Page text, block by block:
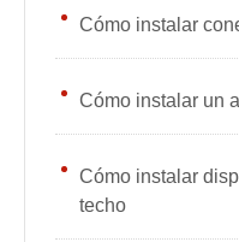
Cómo instalar
Cómo instalar un
Cómo instalar
techo